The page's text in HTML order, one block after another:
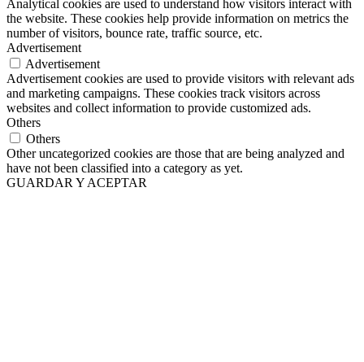
Analytical cookies are used to understand how visitors interact with
the website. These cookies help provide information on metrics the
number of visitors, bounce rate, traffic source, etc.
Advertisement
Advertisement
Advertisement cookies are used to provide visitors with relevant ads
and marketing campaigns. These cookies track visitors across
websites and collect information to provide customized ads.
Others
Others
Other uncategorized cookies are those that are being analyzed and
have not been classified into a category as yet.
GUARDAR Y ACEPTAR